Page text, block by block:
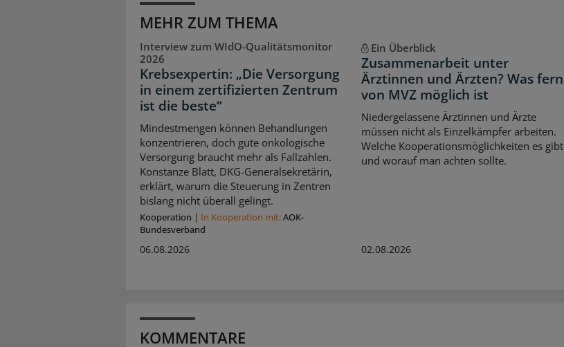
MEHR ZUM THEMA
Interview zum WIdO-Qualitätsmonitor
2026
Krebsexpertin: „Die Versorgung
in einem zertifizierten Zentrum
ist die beste“
Mindestmengen können Behandlungen
konzentrieren, doch gute onkologische
Versorgung braucht mehr als Fallzahlen.
Konstanze Blatt, DKG-Generalsekretärin,
erklärt, warum die Steuerung in Zentren
bislang nicht überall gelingt.
Kooperation | In Kooperation mit:AOK-
Bundesverband
06.08.2026
Ein Überblick
Zusammenarbeit unter
Ärztinnen und Ärzten? Was fern
von MVZ möglich ist
Niedergelassene Ärztinnen und Ärzte
müssen nicht als Einzelkämpfer arbeiten.
Welche Kooperationsmöglichkeiten es gibt
und worauf man achten sollte.
02.08.2026
KOMMENTARE